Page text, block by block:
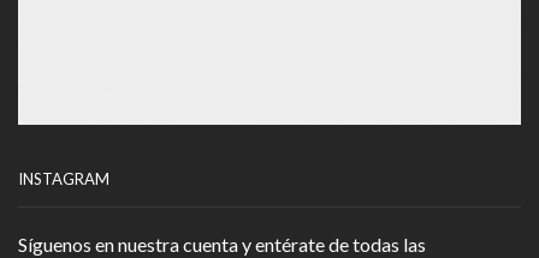
INSTAGRAM
Síguenos en nuestra cuenta y entérate de todas las